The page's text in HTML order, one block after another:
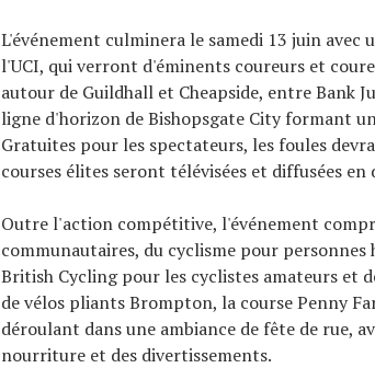
L'événement culminera le samedi 13 juin avec
l'UCI, qui verront d'éminents coureurs et
autour de Guildhall et Cheapside, entre Bank
ligne d'horizon de Bishopsgate City formant
Gratuites pour les spectateurs, les foules
courses élites seront télévisées et diffusées
Outre l'action compétitive, l'événement
communautaires, du cyclisme pour personnes
British Cycling pour les cyclistes amateurs et
de vélos pliants Brompton, la course Penny
déroulant dans une ambiance de fête de rue,
nourriture et des divertissements.